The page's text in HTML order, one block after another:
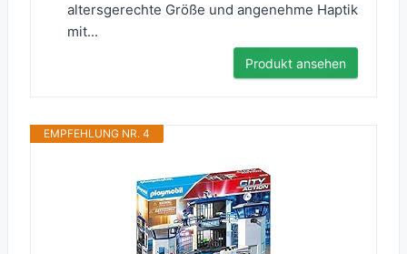
altersgerechte Größe und angenehme Haptik
mit...
Produkt ansehen
EMPFEHLUNG NR. 4